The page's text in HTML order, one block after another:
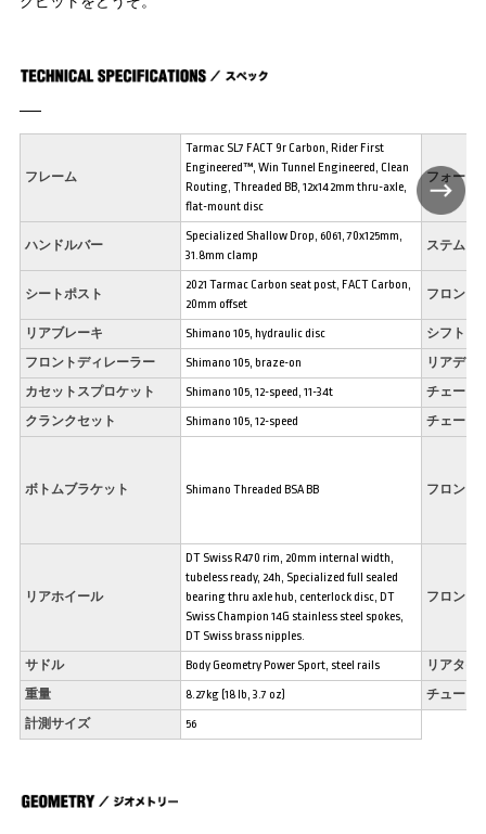
フレーム
Tarmac SL7 FACT 9r Carbon, Rider First
Engineered™, Win Tunnel Engineered, Clean
Routing, Threaded BB, 12x142mm thru-axle,
flat-mount disc
フォーク
ハンドルバー
Specialized Shallow Drop, 6061, 70x125mm,
31.8mm clamp
ステム
シートポスト
2021 Tarmac Carbon seat post, FACT Carbon,
20mm offset
フロント
リアブレーキ Shimano 105, hydraulic disc シフトレ
フロントディレーラー Shimano 105, braze-on リアディ
カセットスプロケット Shimano 105, 12-speed, 11-34t チェーン
クランクセット Shimano 105, 12-speed チェーン
ボトムブラケット Shimano Threaded BSA BB フロント
リアホイール
DT Swiss R470 rim, 20mm internal width,
tubeless ready, 24h, Specialized full sealed
bearing thru axle hub, centerlock disc, DT
Swiss Champion 14G stainless steel spokes,
DT Swiss brass nipples.
フロント
サドル Body Geometry Power Sport, steel rails リアタイ
重量 8.27kg (18 lb, 3.7 oz) チューブ
計測サイズ 56